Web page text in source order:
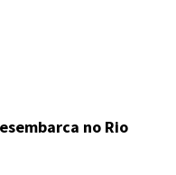
no Rio